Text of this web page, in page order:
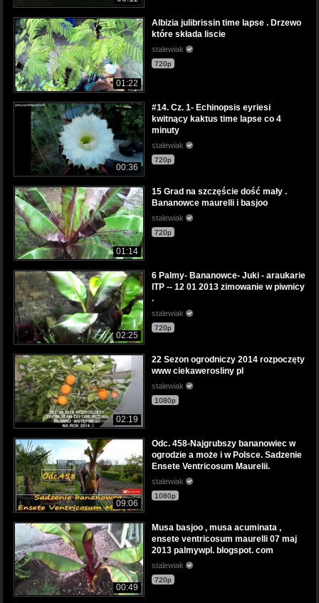
01:22
Albizia julibrissin time lapse . Drzewo
które składa liscie
stalewiak
720p
00:36
#14. Cz. 1- Echinopsis eyriesi
kwitnący kaktus time lapse co 4
minuty
stalewiak
720p
01:14
15 Grad na szczęście dość mały .
Bananowce maurelli i basjoo
stalewiak
720p
02:25
6 Palmy- Bananowce- Juki - araukarie
ITP -- 12 01 2013 zimowanie w piwnicy
.
stalewiak
720p
02:19
22 Sezon ogrodniczy 2014 rozpoczęty
www ciekawerosliny pl
stalewiak
1080p
09:06
Odc. 458-Najgrubszy bananowiec w
ogrodzie a może i w Polsce. Sadzenie
Ensete Ventricosum Maurelii.
stalewiak
1080p
00:49
Musa basjoo , musa acuminata ,
ensete ventricosum maurelli 07 maj
2013 palmywpl. blogspot. com
stalewiak
720p